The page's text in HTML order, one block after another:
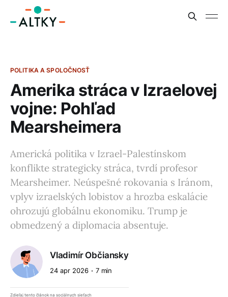
POLITIKA A SPOLOČNOSŤ
Amerika stráca v Izraelovej
vojne: Pohľad
Mearsheimera
Americká politika v Izrael-Palestínskom
konflikte strategicky stráca, tvrdí profesor
Mearsheimer. Neúspešné rokovania s Iránom,
vplyv izraelských lobistov a hrozba eskalácie
ohrozujú globálnu ekonomiku. Trump je
obmedzený a diplomacia absentuje.
Vladimír Občiansky
24 apr 2026 7 min
Zdieľaj tento článok na sociálnych sieťach